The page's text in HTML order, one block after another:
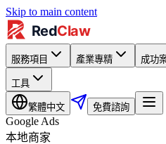
Skip to main content
服務項目 產業專精 成功
工具
繁體中文 免費諮詢
Google Ads
本地商家